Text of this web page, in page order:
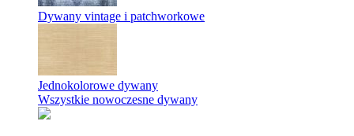
Dywany vintage i patchworkowe
Jednokolorowe dywany
Wszystkie nowoczesne dywany